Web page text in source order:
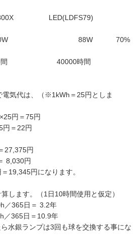
LED(LDFS79)
300W 88W 70%
時間 40000時間
気代は、（※1kWh＝25円としま
円＝75円
＝22円
27,375円
円
19,345円になります。
します。（1日10時間使用と仮定）
／365日＝ 3.2年
日＝10.9年
水銀ランプは3回も球を交換する事にな